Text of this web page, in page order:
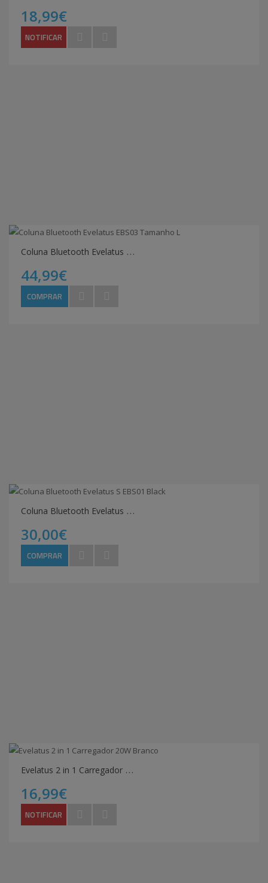
18,99€
NOTIFICAR
C
oluna Bluetooth Evelatus EBS03 Tamanho L
44,99€
COMPRAR
C
oluna Bluetooth Evelatus S EBS01 Black
30,00€
COMPRAR
E
velatus 2 in 1 Carregador 20W Branco
16,99€
NOTIFICAR